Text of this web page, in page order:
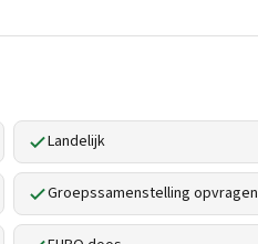
Landelijk
Groepssamenstelling opvragen